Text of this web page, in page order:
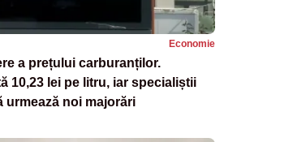
Economie
a prețului carburanților.
10,23 lei pe litru, iar specialiștii
urmează noi majorări